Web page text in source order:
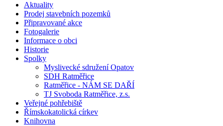
Aktuality
Prodej stavebních pozemků
Připravované akce
Fotogalerie
Informace o obci
Historie
Spolky
Myslivecké sdružení Opatov
SDH Ratměřice
Ratměřice - NÁM SE DAŘÍ
TJ Svoboda Ratměřice, z.s.
Veřejné pohřebiště
Římskokatolická církev
Knihovna